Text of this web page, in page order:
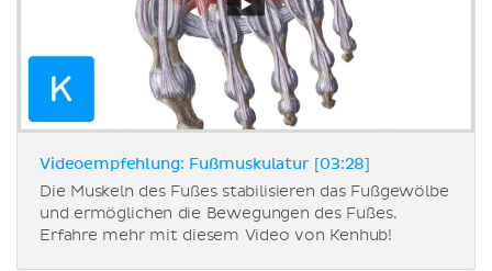
Videoempfehlung: Fußmuskulatur [03:28]
Die Muskeln des Fußes stabilisieren das Fußgewölbe
und ermöglichen die Bewegungen des Fußes.
Erfahre mehr mit diesem Video von Kenhub!